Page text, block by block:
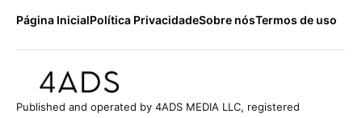
Página InicialPolítica PrivacidadeSobre nósTermos de uso
Published and operated by 4ADS MEDIA LLC, registered